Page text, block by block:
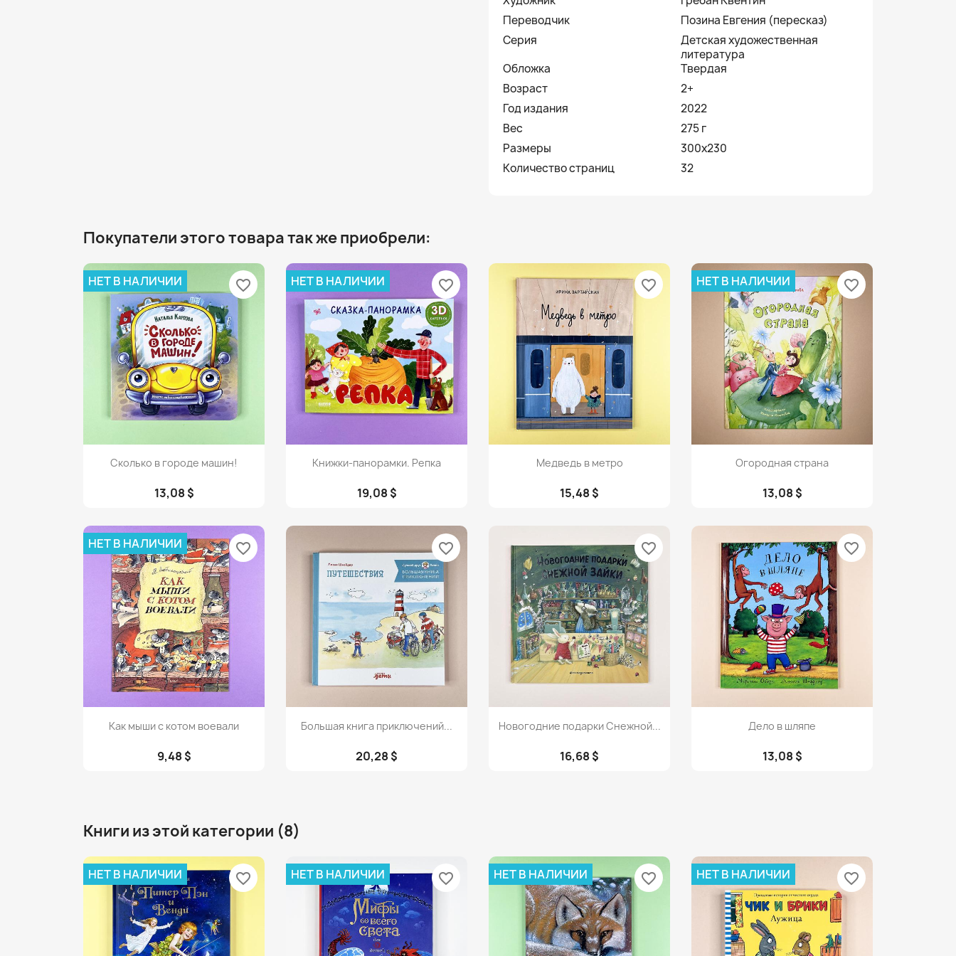
Переводчик
Позина Евгения (пересказ)
Серия
Детская художественная
литература
Обложка
Твердая
Возраст
2+
Год издания
2022
Вес
275 г
Размеры
300x230
Количество страниц
32
Покупатели этого товара так же приобрели:
 Просмотр
Сколько в городе машин!
13,08 $
НЕТ В НАЛИЧИИ favorite_border
Просмотр
Книжки-панорамки. Репка
19,08 $
НЕТ В НАЛИЧИИ favorite_border
Просмотр
Медведь в метро
15,48 $
favorite_border
Просмотр
Огородная страна
13,08 $
НЕТ В НАЛИЧИИ favorite_border
Просмотр
Как мыши с котом воевали
9,48 $
НЕТ В НАЛИЧИИ favorite_border
Просмотр
Большая книга приключений...
20,28 $
favorite_border
Просмотр
Новогодние подарки Снежной...
16,68 $
favorite_border
Просмотр
Дело в шляпе
13,08 $
favorite_border
Книги из этой категории (8)
НЕТ В НАЛИЧИИ favorite_border НЕТ В НАЛИЧИИ favorite_border НЕТ В НАЛИЧИИ favorite_border НЕТ В НАЛИЧИИ favorite_border